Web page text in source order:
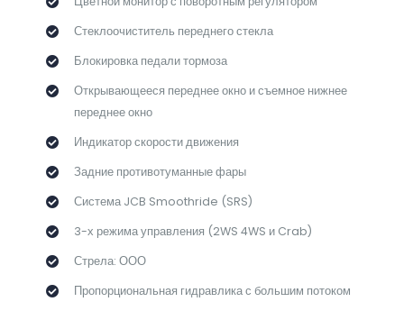
Стеклоочиститель переднего стекла
Блокировка педали тормоза
Открывающееся переднее окно и съемное нижнее
переднее окно
Индикатор скорости движения
Задние противотуманные фары
Система JCB Smoothride (SRS)
3-х режима управления (2WS 4WS и Crab)
Стрела: ООО
Пропорциональная гидравлика с большим потоком